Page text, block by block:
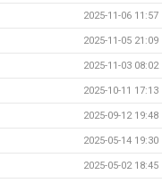
2025-11-06 11:57
2025-11-05 21:09
2025-11-03 08:02
2025-10-11 17:13
2025-09-12 19:48
2025-05-14 19:30
2025-05-02 18:45